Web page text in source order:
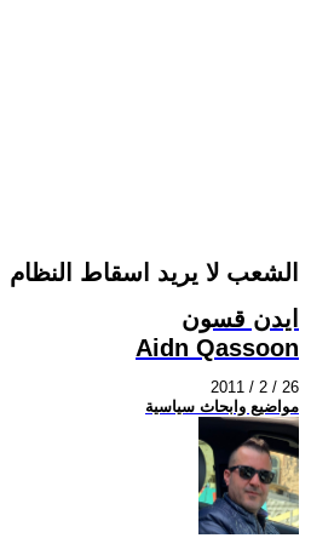
الشعب لا يريد اسقاط النظام
ايدن قسون
Aidn Qassoon
2011 / 2 / 26
مواضيع وابحاث سياسية